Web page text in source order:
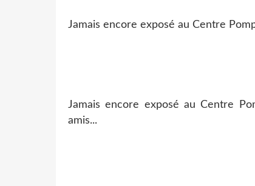
Jamais encore exposé au Centre
Jamais encore exposé au Centre
amis...